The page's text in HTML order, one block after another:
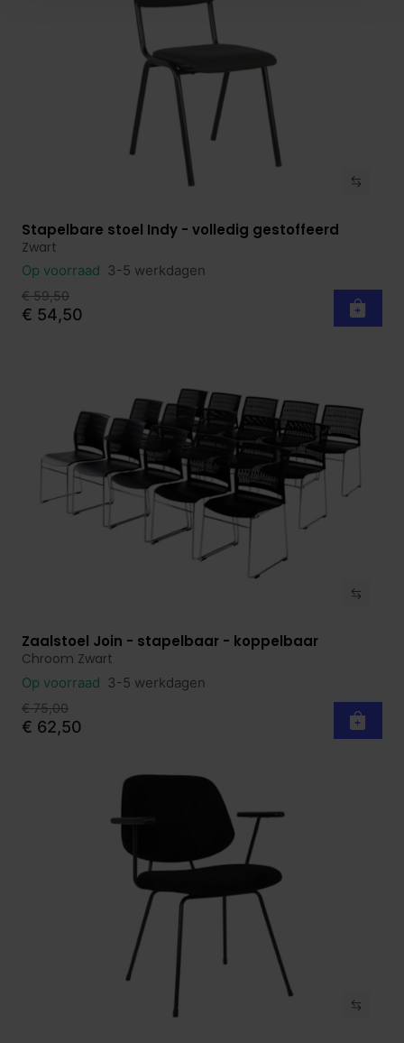
Bekijk product
Stapelbare stoel Indy - volledig gestoffeerd
Zwart
Op voorraad 3-5 werkdagen
€ 59,50
€ 54,50
Bekijk product
Zaalstoel Join - stapelbaar - koppelbaar
Chroom Zwart
Op voorraad 3-5 werkdagen
€ 75,00
€ 62,50